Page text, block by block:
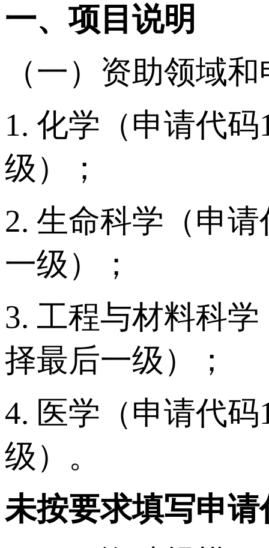
一、项目说明
（一）资助领域
1. 化学（申请代
级）；
2. 生命科学（申
一级）；
3. 工程与材料科
择最后一级）；
4. 医学（申请代
级）。
未按要求填写申